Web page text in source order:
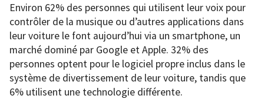
Environ 62% des personnes qui utilisent leur voix pour
contrôler de la musique ou d’autres applications dans
leur voiture le font aujourd’hui via un smartphone, un
marché dominé par Google et Apple. 32% des
personnes optent pour le logiciel propre inclus dans le
système de divertissement de leur voiture, tandis que
6% utilisent une technologie différente.